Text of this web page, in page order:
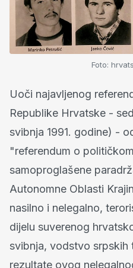
Foto:
Uoči najavljenog
Republike Hrvatske -
svibnja 1991. godine) -
"referendum o
samoproglašene
Autonomne Oblasti
nasilno i nelegalno,
dijelu suverenog
svibnja, vodstvo srpskih
rezultate ovog